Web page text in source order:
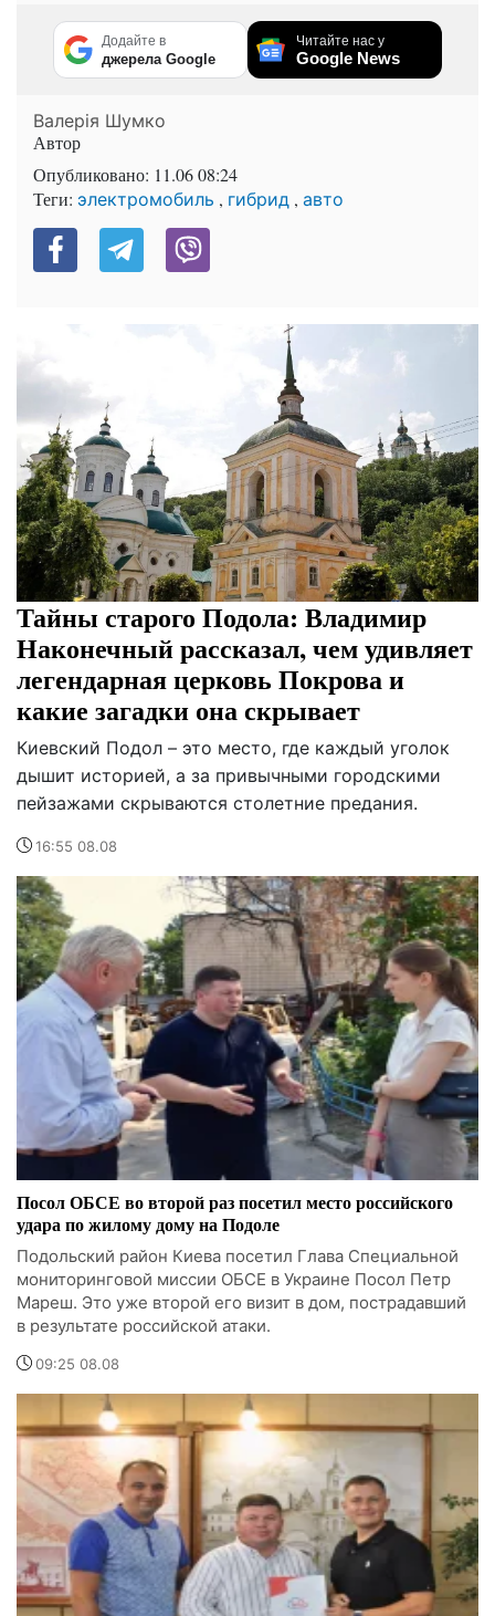
Додайте в
джерела Google
Читайте нас у
Google News
Валерія Шумко
Автор
Опубликовано: 11.06 08:24
Теги: электромобиль , гибрид , авто
Тайны старого Подола: Владимир
Наконечный рассказал, чем удивляет
легендарная церковь Покрова и
какие загадки она скрывает
Киевский Подол – это место, где каждый уголок
дышит историей, а за привычными городскими
пейзажами скрываются столетние предания.
16:55 08.08
Посол ОБСЕ во второй раз посетил место российского
удара по жилому дому на Подоле
Подольский район Киева посетил Глава Специальной
мониторинговой миссии ОБСЕ в Украине Посол Петр
Мареш. Это уже второй его визит в дом, пострадавший
в результате российской атаки.
09:25 08.08